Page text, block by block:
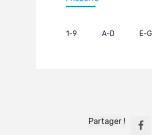
1-9 A-D E-G
Partager !